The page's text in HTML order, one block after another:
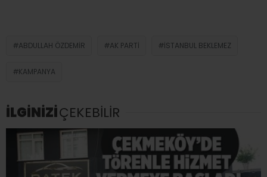
ABDULLAH ÖZDEMIR AK PARTI İSTANBUL BEKLEMEZ
KAMPANYA
İLGİNİZİÇEKEBİLİR